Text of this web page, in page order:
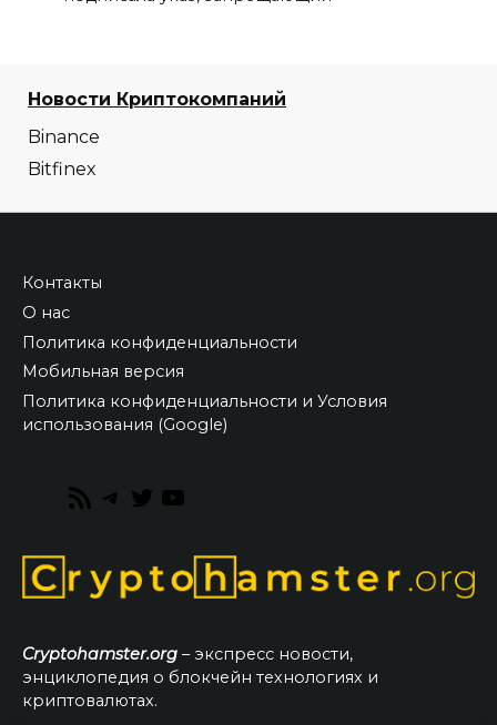
Новости Криптокомпаний
Binance
Bitfinex
Контакты
О нас
Политика конфиденциальности
Мобильная версия
Политика конфиденциальности и Условия
использования (Google)
RSS
Telegram
Twitter
Cryptohamster.org – экспресс новости,
энциклопедия о блокчейн технологиях и
криптовалютах.